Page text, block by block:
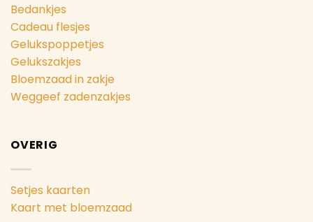
Bedankjes
Cadeau flesjes
Gelukspoppetjes
Gelukszakjes
Bloemzaad in zakje
Weggeef zadenzakjes
OVERIG
Setjes kaarten
Kaart met bloemzaad